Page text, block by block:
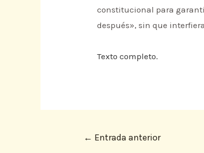
constitucional para
después», sin que
Texto completo.
← Entrada anterior